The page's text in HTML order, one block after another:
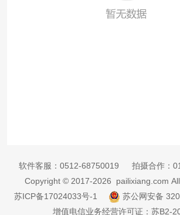
软件客服： 0512-68750019 拍摄合作：
Copyright © 2017-2026 pailixiang.com
苏ICP备17024033号-1
苏公网安备
增值电信业务经营许可证：苏B2-